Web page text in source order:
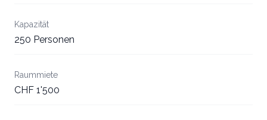
Kapazität
250 Personen
Raummiete
CHF 1'500